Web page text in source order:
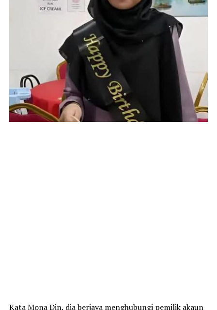
Kata Mona Din, dia berjaya menghubungi pemilik akaun